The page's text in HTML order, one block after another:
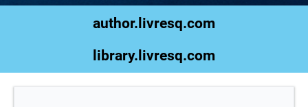
author.livresq.com
library.livresq.com